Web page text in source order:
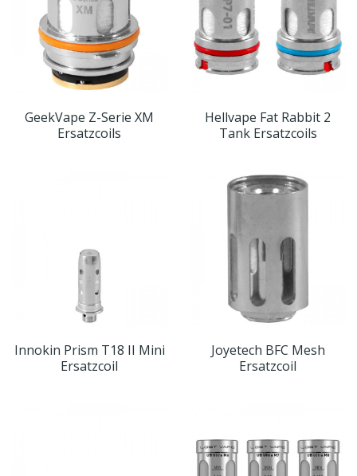
GeekVape Z-Serie XM
Ersatzcoils
Hellvape Fat Rabbit 2
Tank Ersatzcoils
Innokin Prism T18 II Mini
Ersatzcoil
Joyetech BFC Mesh
Ersatzcoil